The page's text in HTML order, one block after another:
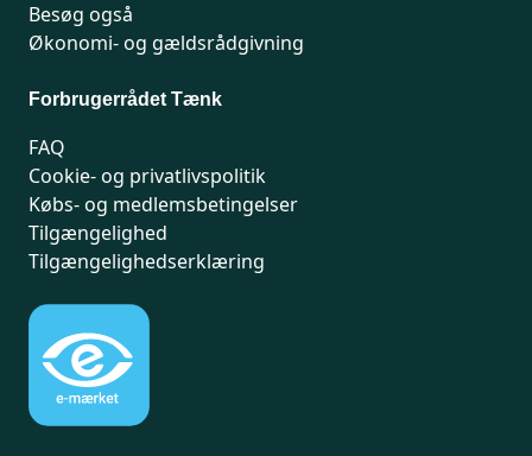
Besøg også
Økonomi- og gældsrådgivning
Forbrugerrådet Tænk
FAQ
Cookie- og privatlivspolitik
Købs- og medlemsbetingelser
Tilgængelighed
Tilgængelighedserklæring